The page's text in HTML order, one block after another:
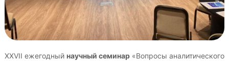
XXVII ежегодный научный семинар«Вопросы аналитического